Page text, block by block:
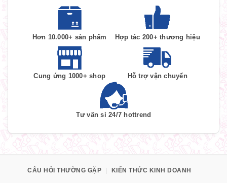
Hơn 10.000+ sản phẩm Hợp tác 200+ thương hiệu
Cung ứng 1000+ shop Hỗ trợ vận chuyển
Tư vấn sỉ 24/7 hottrend
CÂU HỎI THƯỜNG GẶP | KIẾN THỨC KINH DOANH